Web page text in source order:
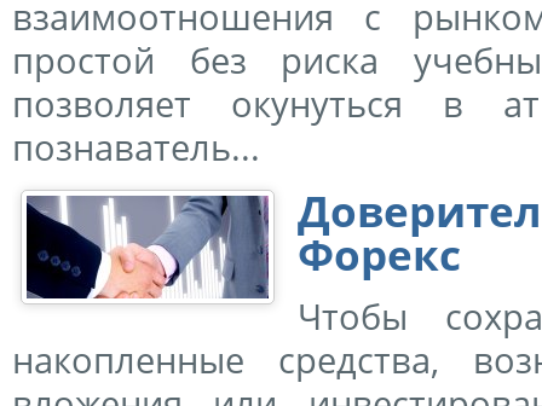
взаимоотношения с
простой без риска
позволяет окунуться в
познаватель...
Форекс
Чтобы
накопленные средства,